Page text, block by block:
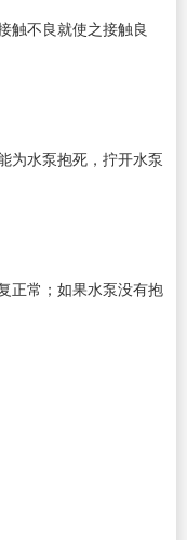
触不良就使之接触良
为水泵抱死，拧开水泵
正常；如果水泵没有抱